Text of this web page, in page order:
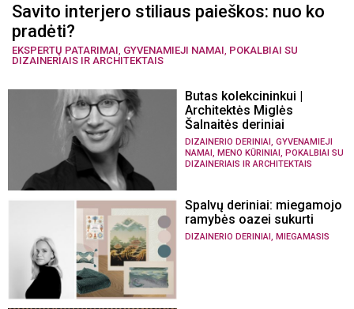
Savito interjero stiliaus paieškos: nuo ko
pradėti?
EKSPERTŲ PATARIMAI GYVENAMIEJI NAMAI POKALBIAI SU
DIZAINERIAIS IR ARCHITEKTAIS
Butas kolekcininkui |
Architektės Miglės
Šalnaitės deriniai
DIZAINERIO DERINIAI GYVENAMIEJI
NAMAI MENO KŪRINIAI POKALBIAI SU
DIZAINERIAIS IR ARCHITEKTAIS
Spalvų deriniai: miegamojo
ramybės oazei sukurti
DIZAINERIO DERINIAI , MIEGAMASIS